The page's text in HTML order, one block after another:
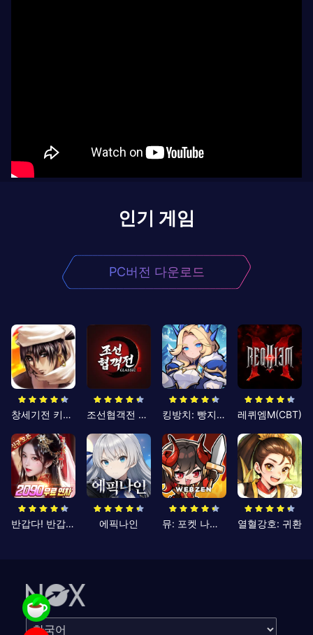
인기 게임
PC버전 다운로드
창세기전 키우기 조선협객전 클래식 킹방치: 빵지의 제왕 레퀴엠M(CBT)
반갑다! 반갑삼국지 에픽나인 뮤: 포켓 나이츠 열혈강호: 귀환